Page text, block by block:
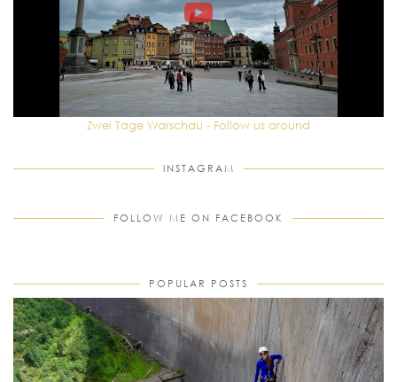
Zwei Tage Warschau - Follow us around
INSTAGRAM
FOLLOW ME ON FACEBOOK
POPULAR POSTS